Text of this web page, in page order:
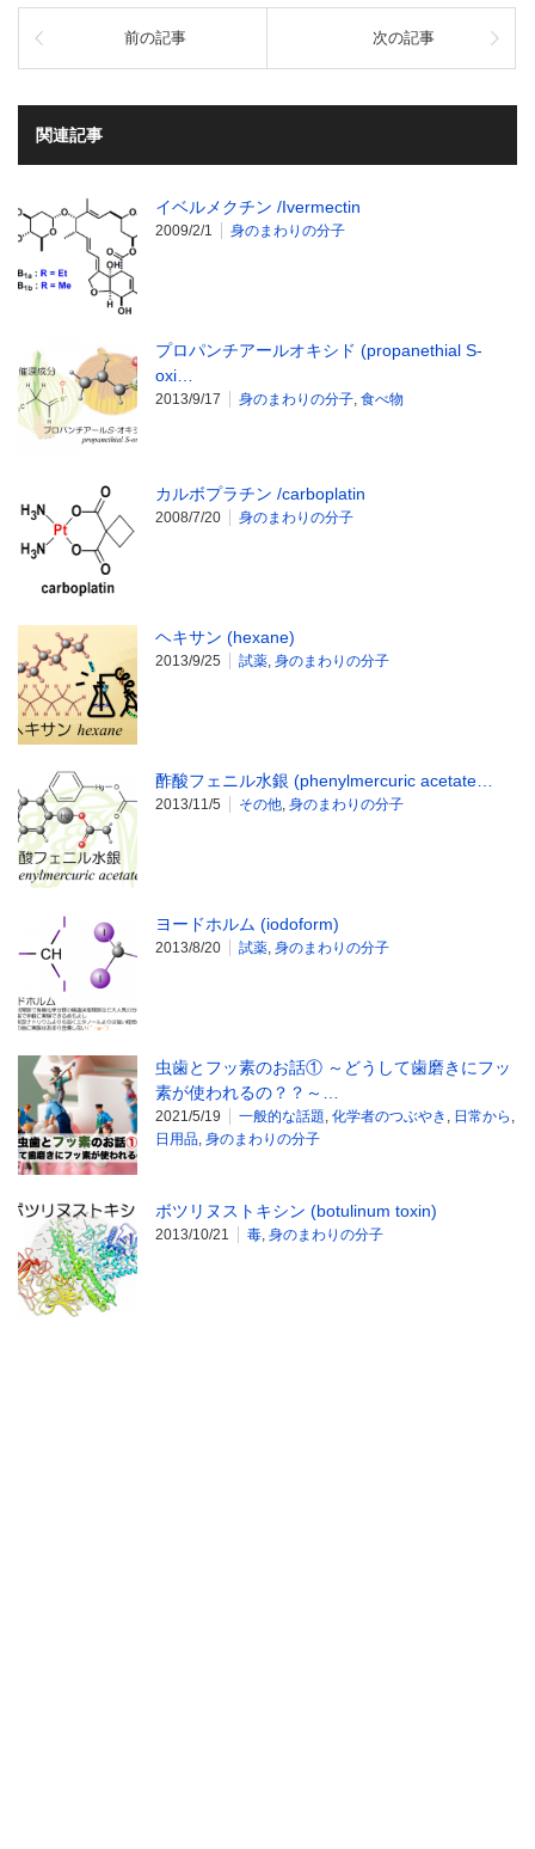
前の記事 次の記事
関連記事
イベルメクチン /Ivermectin
2009/2/1 身のまわりの分子
プロパンチアールオキシド (propanethial S-
oxi…
2013/9/17 身のまわりの分子, 食べ物
カルボプラチン /carboplatin
2008/7/20 身のまわりの分子
ヘキサン (hexane)
2013/9/25 試薬, 身のまわりの分子
酢酸フェニル水銀 (phenylmercuric acetate…
2013/11/5 その他, 身のまわりの分子
ヨードホルム (iodoform)
2013/8/20 試薬, 身のまわりの分子
虫歯とフッ素のお話① ～どうして歯磨きにフッ
素が使われるの？？～…
2021/5/19 一般的な話題, 化学者のつぶやき , 日常から ,
日用品, 身のまわりの分子
ボツリヌストキシン (botulinum toxin)
2013/10/21 毒, 身のまわりの分子